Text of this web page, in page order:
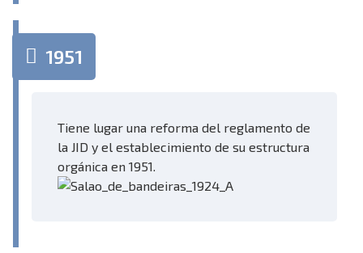
1951
Tiene lugar una reforma del reglamento de
la JID y el establecimiento de su estructura
orgánica en 1951.